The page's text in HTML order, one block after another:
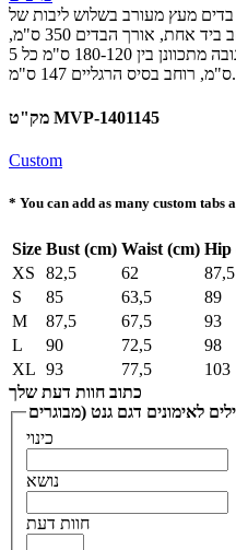
מעץ מעורב בשלוש ליבות של
סיבי זכוכית, אפשרות שינוי גובה ורוחב ביד אחת, אורך הבדים 350 ס"מ,
רוחב מתכוונן בין 41 ל 61 ס"מ, גובה מתכוונן בין 180-120 ס"מ כל 5
ס"מ, רוחב בסיס הרגליים 147 ס"מ.
מק"ט MVP-1401145
Custom
* You can add as many custom tabs
Size Bust (cm) Waist (cm) Hip
XS
82,5 62
87,5
S
85 63,5
89
M
87,5 67,5
93
L
90 72,5
98
XL 93 77,5
103
כתוב חוות דעת שלך
כינוי
נושא
חוות דעת